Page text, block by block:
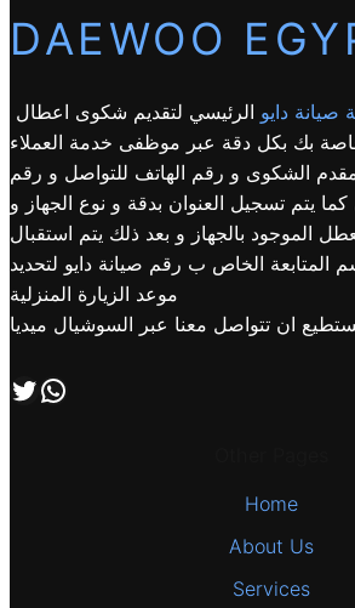
DAEWOO
صيانة دايو الرئيسي لتقديم شكوى اعطال
بك بكل دقة عبر موظفى خدمة العملاء
الشكوى و رقم الهاتف للتواصل و رقم
كما يتم تسجيل العنوان بدقة و نوع الجهاز و
الموجود بالجهاز و بعد ذلك يتم استقبال
الخاص ب رقم صيانة دايو لتحديد
موعد الزيارة المنزلية
ان تتواصل معنا عبر السوشيال ميديا
تابعنا علي صفحة التويتر اتصل بنا علي طريق الوتساب
Home
About Us
Services